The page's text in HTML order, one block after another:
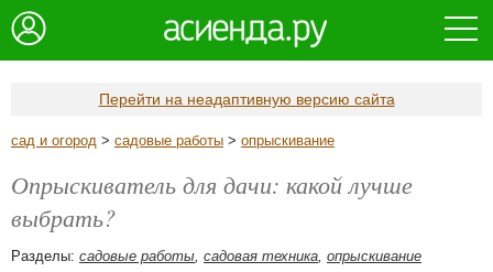
Перейти на неадаптивную версию сайта
сад и огород > садовые работы > опрыскивание
Опрыскиватель для дачи: какой лучше
выбрать?
Разделы: садовые работы, садовая техника, опрыскивание